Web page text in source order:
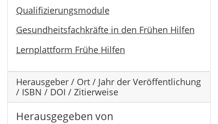
Qualifizierungsmodule
Gesundheitsfachkräfte in den Frühen Hilfen
Lernplattform Frühe Hilfen
Herausgeber / Ort / Jahr der Veröffentlichung
/ ISBN / DOI / Zitierweise
Herausgegeben von